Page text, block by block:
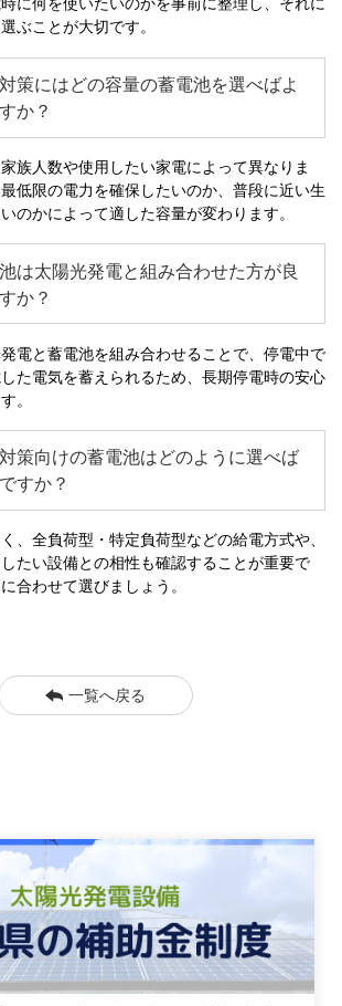
に何を使いたいのかを事前に整理し、それに
ぶことが大切です。
策にはどの容量の蓄電池を選べばよ
か？
族人数や使用したい家電によって異なりま
低限の電力を確保したいのか、普段に近い生
のかによって適した容量が変わります。
は太陽光発電と組み合わせた方が良
か？
電と蓄電池を組み合わせることで、停電中で
た電気を蓄えられるため、長期停電時の安心
。
策向けの蓄電池はどのように選べば
すか？
、全負荷型・特定負荷型などの給電方式や、
たい設備との相性も確認することが重要で
合わせて選びましょう。
一覧へ戻る